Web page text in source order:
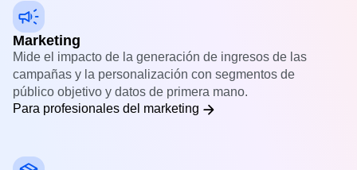
Marketing
Mide el impacto de la generación de ingresos de las
campañas y la personalización con segmentos de
público objetivo y datos de primera mano.
Para profesionales del marketing